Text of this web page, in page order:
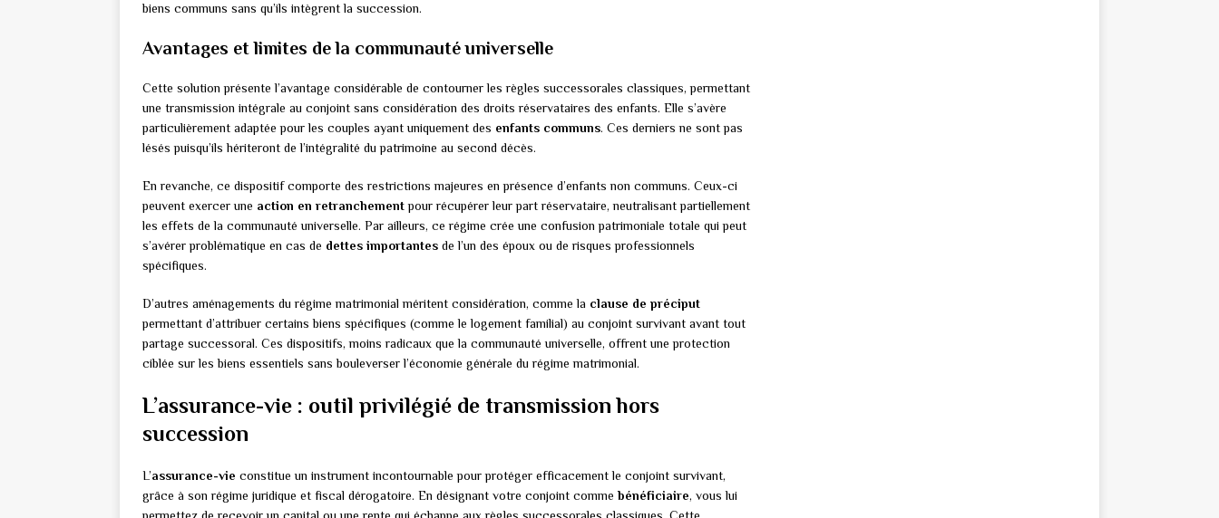
biens communs sans qu’ils intègrent la succession.
Avantages et limites de la communauté universelle
Cette solution présente l’avantage considérable de contourner les règles successorales classiques, permettant
une transmission intégrale au conjoint sans considération des droits réservataires des enfants. Elle s’avère
particulièrement adaptée pour les couples ayant uniquement des enfants communs. Ces derniers ne sont pas
lésés puisqu’ils hériteront de l’intégralité du patrimoine au second décès.
En revanche, ce dispositif comporte des restrictions majeures en présence d’enfants non communs. Ceux-ci
peuvent exercer une action en retranchementpour récupérer leur part réservataire, neutralisant partiellement
les effets de la communauté universelle. Par ailleurs, ce régime crée une confusion patrimoniale totale qui peut
s’avérer problématique en cas de dettes importantes de l’un des époux ou de risques professionnels
spécifiques.
D’autres aménagements du régime matrimonial méritent considération, comme la clause de préciput
permettant d’attribuer certains biens spécifiques (comme le logement familial) au conjoint survivant avant tout
partage successoral. Ces dispositifs, moins radicaux que la communauté universelle, offrent une protection
ciblée sur les biens essentiels sans bouleverser l’économie générale du régime matrimonial.
L’assurance-vie : outil privilégié de transmission hors
succession
L’assurance-vie constitue un instrument incontournable pour protéger efficacement le conjoint survivant,
grâce à son régime juridique et fiscal dérogatoire. En désignant votre conjoint commebénéficiaire, vous lui